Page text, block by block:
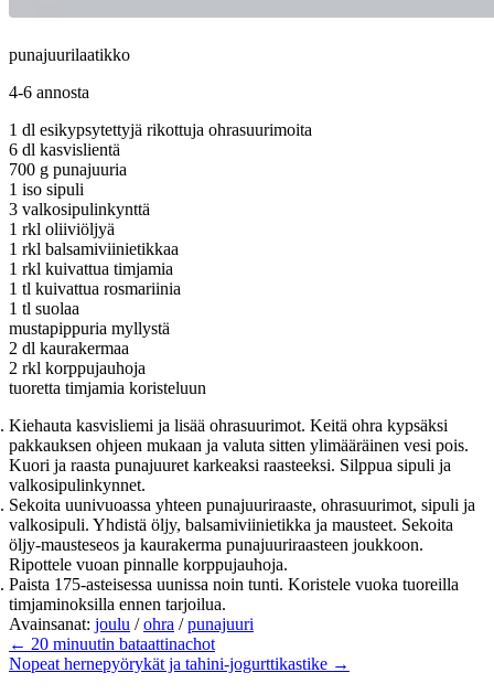
punajuurilaatikko
4-6 annosta
1 dl esikypsytettyjä rikottuja ohrasuurimoita
6 dl kasvislientä
700 g punajuuria
1 iso sipuli
3 valkosipulinkynttä
1 rkl oliiviöljyä
1 rkl balsamiviinietikkaa
1 rkl kuivattua timjamia
1 tl kuivattua rosmariinia
1 tl suolaa
mustapippuria myllystä
2 dl kaurakermaa
2 rkl korppujauhoja
tuoretta timjamia koristeluun
Kiehauta kasvisliemi ja lisää ohrasuurimot. Keitä ohra kypsäksi
pakkauksen ohjeen mukaan ja valuta sitten ylimääräinen vesi pois.
Kuori ja raasta punajuuret karkeaksi raasteeksi. Silppua sipuli ja
valkosipulinkynnet.
Sekoita uunivuoassa yhteen punajuuriraaste, ohrasuurimot, sipuli ja
valkosipuli. Yhdistä öljy, balsamiviinietikka ja mausteet. Sekoita
öljy-mausteseos ja kaurakerma punajuuriraasteen joukkoon.
Ripottele vuoan pinnalle korppujauhoja.
Paista 175-asteisessa uunissa noin tunti. Koristele vuoka tuoreilla
timjaminoksilla ennen tarjoilua.
Avainsanat: joulu /ohra /punajuuri
← 20 minuutin bataattinachot
Nopeat hernepyörykät ja tahini-jogurttikastike →